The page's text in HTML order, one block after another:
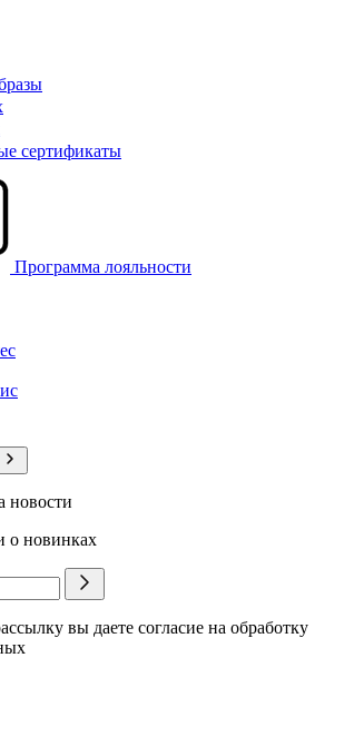
сертификаты
Программа лояльности
новости
о новинках
вы даете согласие на обработку